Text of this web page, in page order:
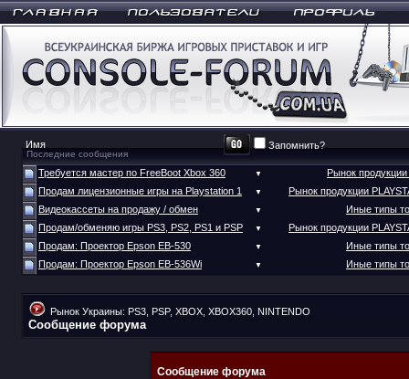
Запомнить?
Последние сообщения
Требуется мастер по FreeBoot Xbox 360 ▼
Рынок
Продам лицензионные игры на Playstation 1
▼
Рынок продукции
Видеокассеты на продажу / обмен
▼
Иные типы
Продам/обменяю игры PS3, PS2, PS1 и PSP
▼
Рынок продукции
Продам: Проектор Epson EB-530
▼
Иные типы
Продам: Проектор Epson EB-536Wi
▼ Иные типы
Рынок Украины: PS3, PSP, XBOX, XBOX360, NINTENDO
Сообщение форума
Сообщение форума